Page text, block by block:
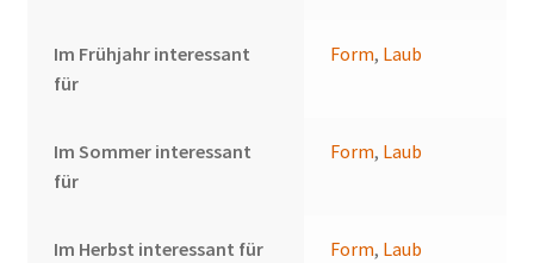
Im Frühjahr interessant
für
Form, Laub
Im Sommer interessant
für
Form, Laub
Im Herbst interessant für Form, Laub